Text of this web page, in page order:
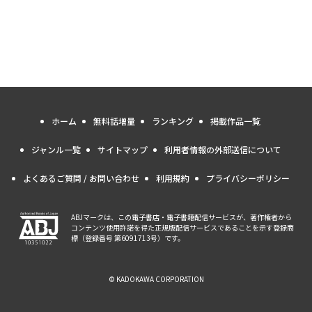
ホーム 無料話増量 ランキング 掲載作品一覧
ジャンル一覧 サイトマップ 利用者情報の外部送信について
よくあるご質問 / お問い合わせ 利用規約 プライバシーポリシー
ABJマークは、この電子書店・電子書籍配信サービスが、著作権者から
コンテンツ使用許諾を得た正規版配信サービスであることを示す登録商
標（登録番号 第6091713号）です。
© KADOKAWA CORPORATION